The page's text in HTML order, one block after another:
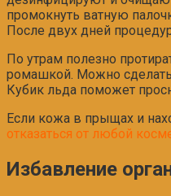
промокнуть ватную
После двух дней
По утрам полезно
ромашкой. Можно сделать
Кубик льда поможет
Если кожа в прыщах и
отказаться от любой
Избавление